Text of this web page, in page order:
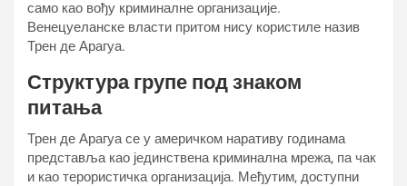
само као вођу криминалне организације.
Венецуеланске власти притом нису користиле назив
Трен де Арагуа.
Структура групе под знаком
питања
Трен де Арагуа се у америчком наративу годинама
представља као јединствена криминална мрежа, па чак
и као терористичка организација. Међутим, доступни